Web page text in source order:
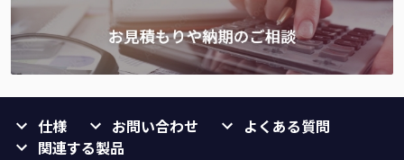
仕様 お問い合わせ
よくある質問
関連する製品